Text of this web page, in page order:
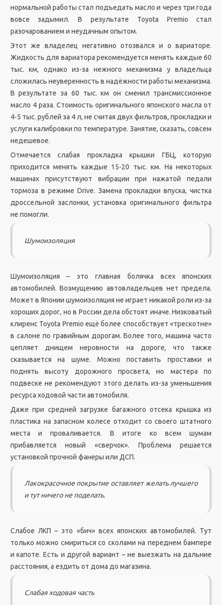
нормальной работы стал подъедать масло и через три года
вовсе задымил. В результате Toyota Premio стал
разочарованием и неудачным опытом.
Этот же владелец негативно отозвался и о вариаторе.
Жидкость для вариатора рекомендуется менять каждые 60
тыс. км, однако из-за нежного механизма у владельца
сложилась неуверенность в надёжности работы механизма.
В результате за 60 тыс. км он сменил трансмиссионное
масло 4 раза. Стоимость оригинального японского масла от
4-5 тыс. рублей за 4 л, не считая двух фильтров, прокладки и
услуги калибровки по температуре. Занятие, сказать, совсем
недешевое.
Отмечается слабая прокладка крышки ГБЦ, которую
приходится менять каждые 15-20 тыс. км. На некоторых
машинах присутствуют вибрации при нажатой педали
тормоза в режиме Drive. Замена прокладки впуска, чистка
дроссельной заслонки, установка оригинального фильтра
не помогли.
Шумоизоляция
Шумоизоляция – это главная болячка всех японских
автомобилей. Возмущению автовладельцев нет предела.
Может в Японии шумоизоляция не играет никакой роли из-за
хороших дорог, но в России дела обстоят иначе. Низковатый
клиренс Toyota Premio ещё более способствует «трескотне»
в салоне по гравийным дорогам. Более того, машина часто
цепляет днищем неровности на дороге, что также
сказывается на шуме. Можно поставить проставки и
поднять высоту дорожного просвета, но мастера по
подвеске не рекомендуют этого делать из-за уменьшения
ресурса ходовой части автомобиля.
Даже при средней загрузке багажного отсека крышка из
пластика на запасном колесе отходит со своего штатного
места и проваливается. В итоге ко всем шумам
прибавляется новый «сверчок». Проблема решается
установкой прочной фанеры или ДСП.
Лакокрасочное покрытие оставляет желать лучшего
и тут ничего не поделать.
Слабое ЛКП – это «бич» всех японских автомобилей. Тут
только можно смириться со сколами на переднем бампере
и капоте. Есть и другой вариант – не выезжать на дальние
расстояния, а ездить от дома до магазина.
Слабая ходовая часть